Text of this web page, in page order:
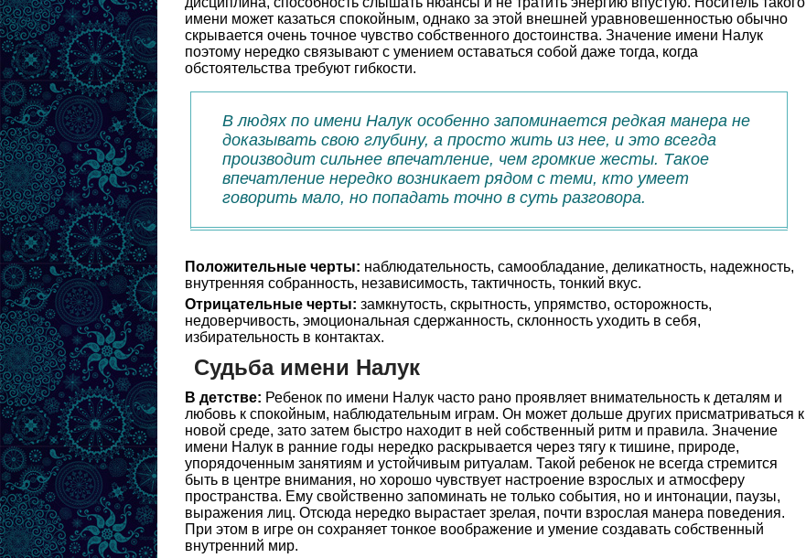
имени может казаться спокойным, однако за этой внешней уравновешенностью обычно
скрывается очень точное чувство собственного достоинства. Значение имени Налук
поэтому нередко связывают с умением оставаться собой даже тогда, когда
обстоятельства требуют гибкости.
В людях по имени Налук особенно запоминается редкая манера не
доказывать свою глубину, а просто жить из нее, и это всегда
производит сильнее впечатление, чем громкие жесты. Такое
впечатление нередко возникает рядом с теми, кто умеет
говорить мало, но попадать точно в суть разговора.
Положительные черты: наблюдательность, самообладание, деликатность, надежность,
внутренняя собранность, независимость, тактичность, тонкий вкус.
Отрицательные черты: замкнутость, скрытность, упрямство, осторожность,
недоверчивость, эмоциональная сдержанность, склонность уходить в себя,
избирательность в контактах.
Судьба имени Налук
В детстве: Ребенок по имени Налук часто рано проявляет внимательность к деталям и
любовь к спокойным, наблюдательным играм. Он может дольше других присматриваться к
новой среде, зато затем быстро находит в ней собственный ритм и правила. Значение
имени Налук в ранние годы нередко раскрывается через тягу к тишине, природе,
упорядоченным занятиям и устойчивым ритуалам. Такой ребенок не всегда стремится
быть в центре внимания, но хорошо чувствует настроение взрослых и атмосферу
пространства. Ему свойственно запоминать не только события, но и интонации, паузы,
выражения лиц. Отсюда нередко вырастает зрелая, почти взрослaя манера поведения.
При этом в игре он сохраняет тонкое воображение и умение создавать собственный
внутренний мир.